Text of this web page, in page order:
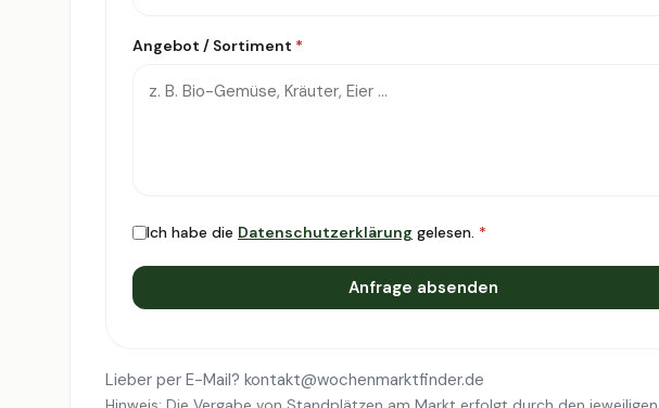
Angebot / Sortiment *
Ich habe die Datenschutzerklärung gelesen. *
Anfrage absenden
Lieber per E-Mail? kontakt@wochenmarktfinder.de